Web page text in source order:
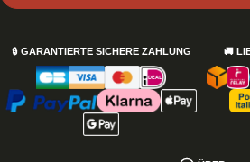
🔒 GARANTIERTE SICHERE ZAHLUNG 🚚